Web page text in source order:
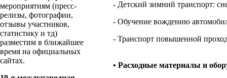
мероприятиям (пресс-
релизы, фотографии,
отзывы участников,
статистику и тд)
разместим в ближайшее
время на официальных
сайтах.
- Детский зимний транспорт:
- Обучение вождению
- Транспорт повышенной
• Расходные материалы и